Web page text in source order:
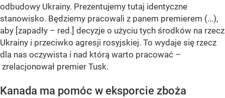
odbudowy Ukrainy. Prezentujemy tutaj identyczne
stanowisko. Będziemy pracowali z panem premierem (...),
aby [zapadły – red.] decyzje o użyciu tych środków na rzecz
Ukrainy i przeciwko agresji rosyjskiej. To wydaje się rzecz
dla nas oczywista i nad którą warto pracować –
zrelacjonował premier Tusk.
Kanada ma pomóc w eksporcie zboża